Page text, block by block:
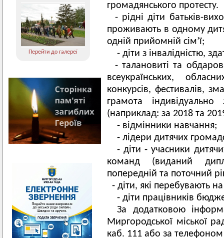
Перейти до галереї
громадянського протесту.
- рідні діти батьків-
проживають в одному
одній прийомній сім’ї;
- діти з інвалідністю,
- талановиті та
всеукраїнських,
конкурсів, фестивалів,
грамота
(наприклад: за 2018 та
- відмінники навчання;
- лідери дитячих
- діти - учасники
команд (виданий
попередній та поточний
- діти, які перебувають
- діти працівників
За додатковою
Миргородської міської
каб. 111 або за